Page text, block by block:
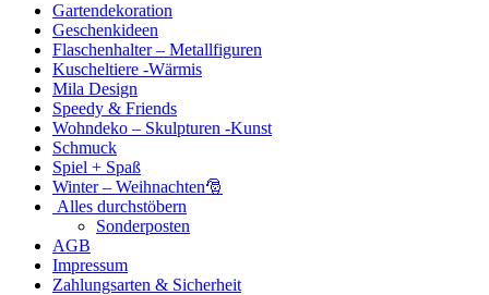
Gartendekoration
Geschenkideen
Flaschenhalter – Metallfiguren
Kuscheltiere -Wärmis
Mila Design
Speedy & Friends
Wohndeko – Skulpturen -Kunst
Schmuck
Spiel + Spaß
Winter – Weihnachten🎅
Alles durchstöbern
Sonderposten
AGB
Impressum
Zahlungsarten & Sicherheit